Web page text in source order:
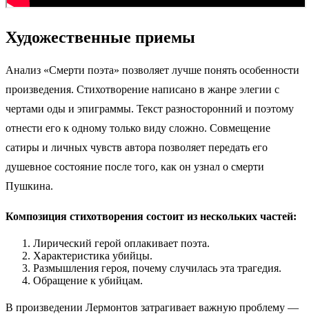
Художественные приемы
Анализ «Смерти поэта» позволяет лучше понять особенности
произведения. Стихотворение написано в жанре элегии с
чертами оды и эпиграммы. Текст разносторонний и поэтому
отнести его к одному только виду сложно. Совмещение
сатиры и личных чувств автора позволяет передать его
душевное состояние после того, как он узнал о смерти
Пушкина.
Композиция стихотворения состоит из нескольких частей:
Лирический герой оплакивает поэта.
Характеристика убийцы.
Размышления героя, почему случилась эта трагедия.
Обращение к убийцам.
В произведении Лермонтов затрагивает важную проблему —